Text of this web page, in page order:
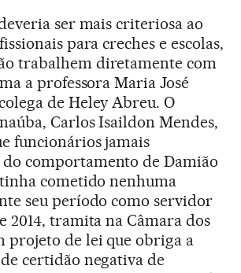
ser mais criteriosa ao
para creches e escolas,
trabalhem diretamente com
a professora Maria José
de Heley Abreu. O
Carlos Isaildon Mendes,
funcionários jamais
comportamento de Damião
cometido nenhuma
seu período como servidor
2014, tramita na Câmara dos
projeto de lei que obriga a
certidão negativa de